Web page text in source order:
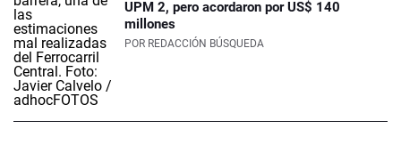
UPM 2, pero acordaron por US$ 140
millones
POR REDACCIÓN BÚSQUEDA